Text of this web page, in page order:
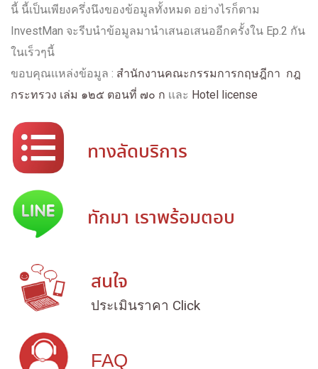
นี้ นี้เป็นเพียงครึ่งนึงของข้อมูลทั้งหมด อย่างไรก็ตาม
InvestMan จะรีบนำข้อมูลมานำเสนอเสนออีกครั้งใน Ep.2 กัน
ในเร็วๆนี้
ขอบคุณเเหล่งข้อมูล : สำนักงานคณะกรรมการกฤษฎีกา กฎ
กระทรวง เล่ม ๑๒๕ ตอนที่ ๗๐ ก เเละ Hotel license
ทางลัดบริการ
ทักมา เราพร้อมตอบ
สนใจ
ประเมินราคา Click
FAQ